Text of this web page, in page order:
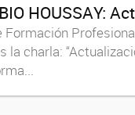
HOUSSAY:
la charla: